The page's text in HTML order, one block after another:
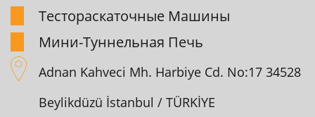
Тестоpаскаточные Машины
Мини-Туннельная Печь
Adnan Kahveci Mh. Harbiye Cd. No:17 34528
Beylikdüzü İstanbul / TÜRKİYE